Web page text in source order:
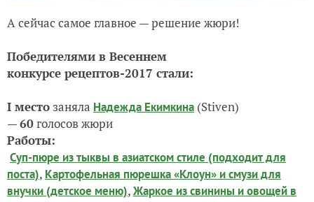
А сейчас самое главное — решение жюри!
Победителями в Весеннем
конкурсе рецептов-2017 стали:
I место заняла Надежда Екимкина (Stiven)
—60голосов жюри
Работы:
Суп-пюре из тыквы в азиатском стиле (подходит для
поста), Картофельная пюрешка «Клоун» и смузи для
внучки (детское меню),Жаркое из свинины и овощей в